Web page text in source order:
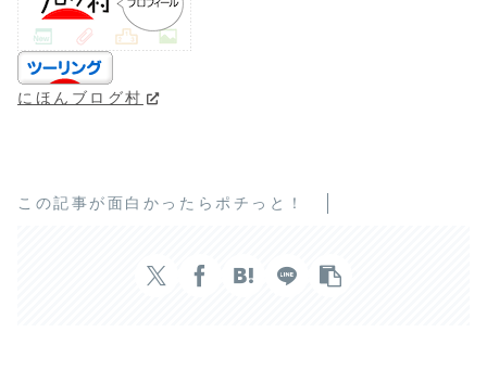
にほんブログ村
この記事が面白かったらポチっと！